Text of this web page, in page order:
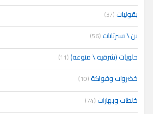
بقوليات(37)
بن \ سبرتايات(56)
حلويات (شرقيه \ منوعه)(11)
خضروات وفواكة(10)
خلطات وبهارات(74)